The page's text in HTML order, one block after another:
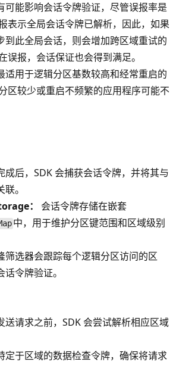
可能影响会话令牌验证，尽管误报率是
表示全局会话令牌已解析，因此，如果
到此全局会话，则会增加跨区域重试的
误报，会话保证也会得到满足。
适用于逻辑分区基数较高和经常重启的
区较少或重启不频繁的应用程序可能不
成后，SDK 会捕获会话令牌，并将其与
。
：
会话令牌存储在嵌套
中，用于维护分区键范围和区域级别
筛选器会跟踪每个逻辑分区访问的区
令牌验证。
送请求之前，SDK 会尝试解析相应区域
定于区域的数据检查令牌，确保将请求